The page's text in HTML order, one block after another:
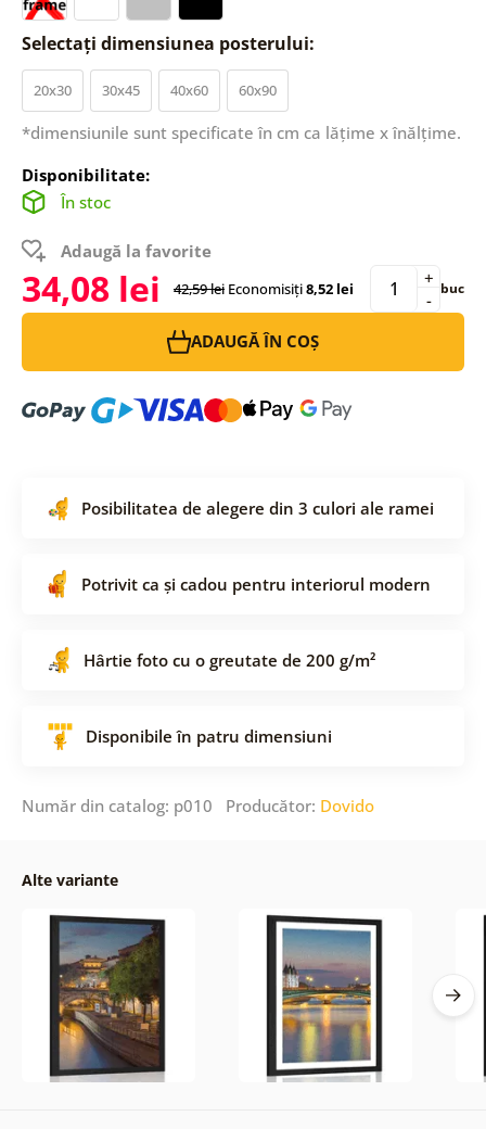
Selectați dimensiunea posterului:
20x30 30x45 40x60 60x90
*dimensiunile sunt specificate în cm ca lățime x înălțime.
Disponibilitate:
În stoc
Adaugă la favorite
34,08 lei 42,59 lei Economisiți8,52 lei -
+ buc
ADAUGĂ ÎN COȘ
Posibilitatea de alegere din 3 culori ale ramei
Potrivit ca și cadou pentru interiorul modern
Hârtie foto cu o greutate de 200 g/m²
Disponibile în patru dimensiuni
Număr din catalog: p010 Producător: Dovido
Alte variante